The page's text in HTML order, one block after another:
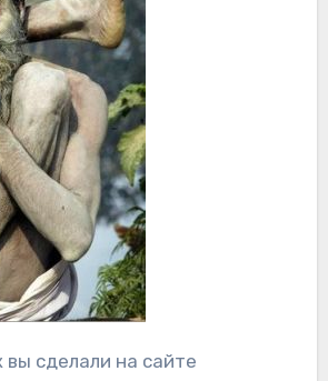
вы сделали на сайте